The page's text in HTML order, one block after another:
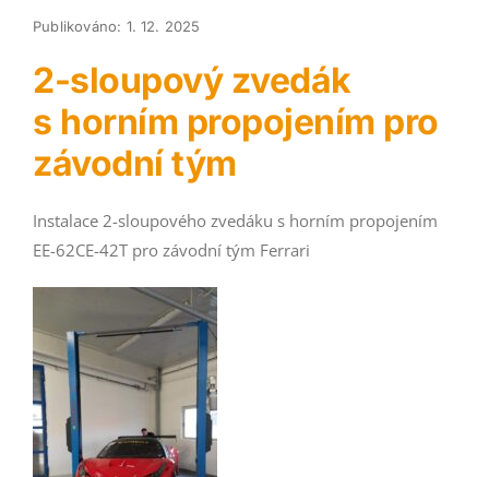
Publikováno: 1. 12. 2025
2-sloupový zvedák
s horním propojením pro
závodní tým
Instalace 2-sloupového zvedáku s horním propojením
EE-62CE-42T pro závodní tým Ferrari